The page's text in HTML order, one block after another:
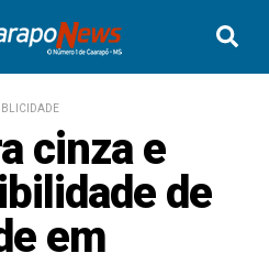
cinza e
de
em